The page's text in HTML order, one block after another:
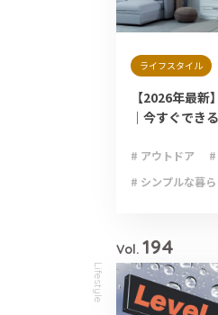
ライフスタイル
【2026年最
｜今すぐでき
# アウトドア
# シンプルな暮ら
Lifestyle
Vol. 194